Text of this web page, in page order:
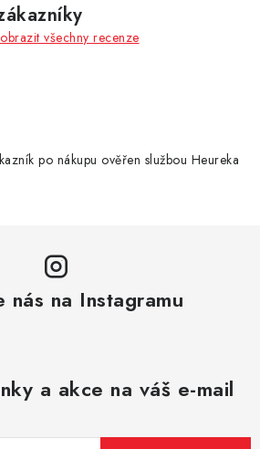
všechny recenze
po nákupu ověřen službou Heureka
nás na Instagramu
a akce na váš e-mail